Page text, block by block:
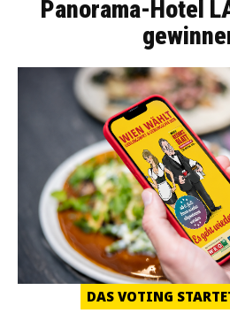
Panorama-Hotel
DAS VOTING